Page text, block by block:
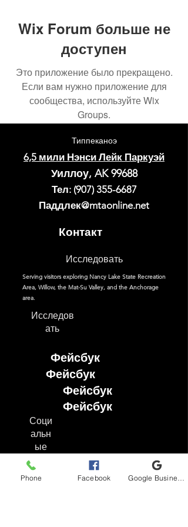
Wix Forum больше не
доступен
Это приложение было прекращено.
Если вам нужно приложение для
сообщества, используйте Wix
Groups.
Типпеканоэ
6,5 мили Нэнси Лейк Паркуэй
Уиллоу, AK 99688
Тел: (907) 355-6687
Паддлек@mtaonline.net
Контакт
Исследовать
Serving visitors exploring Nancy Lake State Recreation
Area, Willow, the Mat-Su Valley, and the Anchorage
area.
Исследов
ать
Фейсбук
Фейсбук
Фейсбук
Фейсбук
Соци
альн
ые
Phone Facebook